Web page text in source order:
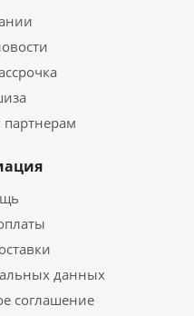
данных
соглашение